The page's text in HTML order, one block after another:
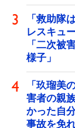
「救助隊
レスキュ
「二次被
様子」
「玖瑠
害者の親
かった自
事故を免